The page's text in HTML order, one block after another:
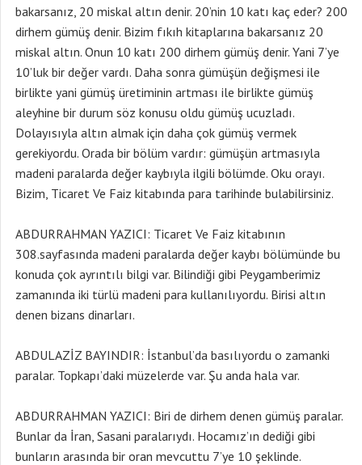
bakarsanız, 20 miskal altın denir. 20’nin 10 katı kaç eder? 200
dirhem gümüş denir. Bizim fıkıh kitaplarına bakarsanız 20
miskal altın. Onun 10 katı 200 dirhem gümüş denir. Yani 7’ye
10’luk bir değer vardı. Daha sonra gümüşün değişmesi ile
birlikte yani gümüş üretiminin artması ile birlikte gümüş
aleyhine bir durum söz konusu oldu gümüş ucuzladı.
Dolayısıyla altın almak için daha çok gümüş vermek
gerekiyordu. Orada bir bölüm vardır: gümüşün artmasıyla
madeni paralarda değer kaybıyla ilgili bölümde. Oku orayı.
Bizim, Ticaret Ve Faiz kitabında para tarihinde bulabilirsiniz.
ABDURRAHMAN YAZICI: Ticaret Ve Faiz kitabının
308.sayfasında madeni paralarda değer kaybı bölümünde bu
konuda çok ayrıntılı bilgi var. Bilindiği gibi Peygamberimiz
zamanında iki türlü madeni para kullanılıyordu. Birisi altın
denen bizans dinarları.
ABDULAZİZ BAYINDIR: İstanbul’da basılıyordu o zamanki
paralar. Topkapı’daki müzelerde var. Şu anda hala var.
ABDURRAHMAN YAZICI: Biri de dirhem denen gümüş paralar.
Bunlar da İran, Sasani paralarıydı. Hocamız’ın dediği gibi
bunların arasında bir oran mevcuttu 7’ye 10 şeklinde.